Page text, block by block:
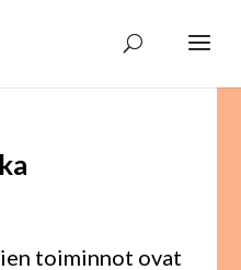
toiminnot ovat